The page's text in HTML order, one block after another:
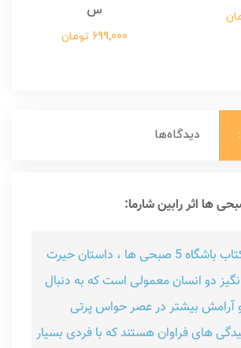
س
699,000 تومان
دیدگاه‌ها
رابین شارما در کتاب باشگاه 5 صبحی ها ، داستان حیرت
دو انسان معمولی است که به دنبال
و آرامش بیشتر در عصر حواس پرتی
های فراوان هستند که با فردی بسیار